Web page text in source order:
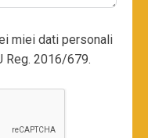
miei dati personali
Reg. 2016/679.